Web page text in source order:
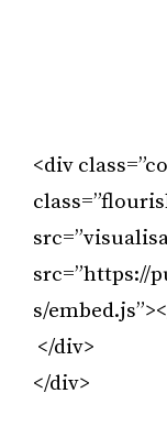
<div
src=”https://
s/
</div>
</div>